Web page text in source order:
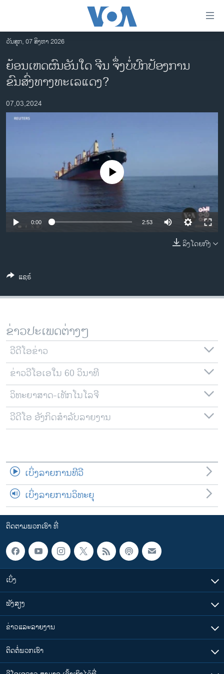
ເຂົ້າ
ຫາ
ຂ້າມ
ຂ້າມ
ໄປ
ລາວ
ອາເມຣິກາ
ການເລືອກຕັ້ງ ປະທານາທີບໍດີ ສະຫະລັດ 2024
ອິດສະຫຼະພາບດ້ານການຂ່າວ
ຊີວິດຊາວລາວ
ຊຸມຊົນຊາວລາວ
ວິທະຍາສາດ-ເທັກໂນໂລຈີ
ພາສາອັງກິດ
ລາຍການກະຈາຍສຽງ
ລາຍງານ
ຕິດຕາມພວກເຮົາ ທີ່
ພາສາຕ່າງໆ
ວັນສຸກ, 07 ສິງຫາ 2026
ຍ້ອນເຫດຜົນອັນໃດ ຈີນ ຈຶ່ງບໍ່ປົກປ້ອງການ
ຂົນສົ່ງທາງທະເລແດງ?
07,03,2024
No media source currently available
0:00 2:53
ລິງໂດຍກົງ
ແຊຣ໌
ຂ່າວປະເພດຕ່າງໆ
ວີດີໂອຂ່າວ
ຂ່າວວີໂອເອໃນ 60 ວິນາທີ
ວິທະຍາສາດ-ເທັກໂນໂລຈີ
ວີດີໂອ ອັງກິດສຳລັບລາຍງານ
ເບິ່ງລາຍການທີວີ
ເບິ່ງລາຍການວິທະຍຸ
ຕິດຕາມພວກເຮົາ ທີ່
ເບິ່ງ
ຟັງສຽງ
ຂ່າວແລະລາຍງານ
ຕິດຕໍ່ພວກເຮົາ